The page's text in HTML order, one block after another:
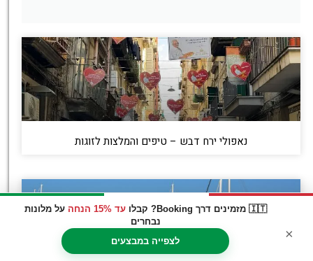
🇮🇹 מזמינים דרך Booking? קבלו עד 15% הנחה
על מלונות
נבחרים
לצפייה במבצעים
×
נאפולי ירח דבש – טיפים והמלצות לזוגות